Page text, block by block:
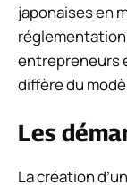
japonaises en
entrepreneurs
diffère du
Les
La création